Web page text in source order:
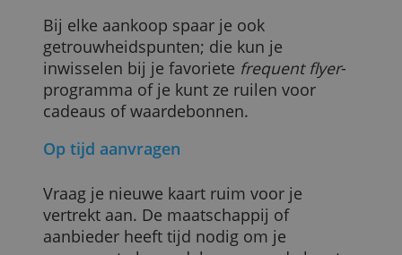
kunnen verzekeringen ontbreken; zitten
er genoeg verzekeringen bij, dan kan de
wisselkoersopslag tegenvallen.
belangrijk zijn tijdens je reis en kies zo
Wat met American Express?